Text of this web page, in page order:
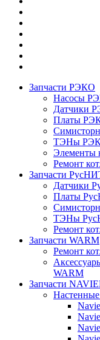
Запчасти РЭКО
Насосы
Датчики
Платы
ТЭНы
Элементы
Ремонт
Запчасти
Датчики
Платы
ТЭНы
Ремонт
Запчасти WARM
Ремонт
WARM
Запчасти